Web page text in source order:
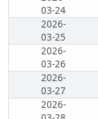
03-24
2026-
03-25
2026-
03-26
2026-
03-27
2026-